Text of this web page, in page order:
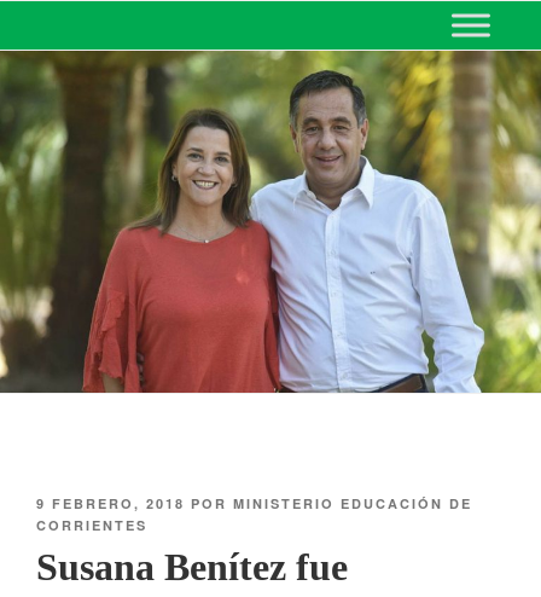
MINISTERIO DE EDUCACIÓN
DE CORRIENTES
9 FEBRERO, 2018 POR MINISTERIO EDUCACIÓN DE
CORRIENTES
Susana Benítez fue